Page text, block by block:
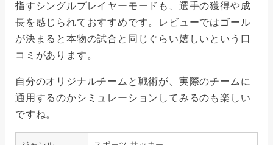
指すシングルプレイヤーモードも、選手の獲得や成
長を感じられておすすめです。レビューではゴール
が決まると本物の試合と同じぐらい嬉しいという口
コミがあります。
自分のオリジナルチームと戦術が、実際のチームに
通用するのかシミュレーションしてみるのも楽しい
ですね。